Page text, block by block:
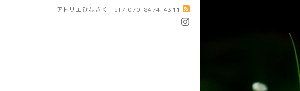
アトリエひなぎく Tel / 070-8474-4311